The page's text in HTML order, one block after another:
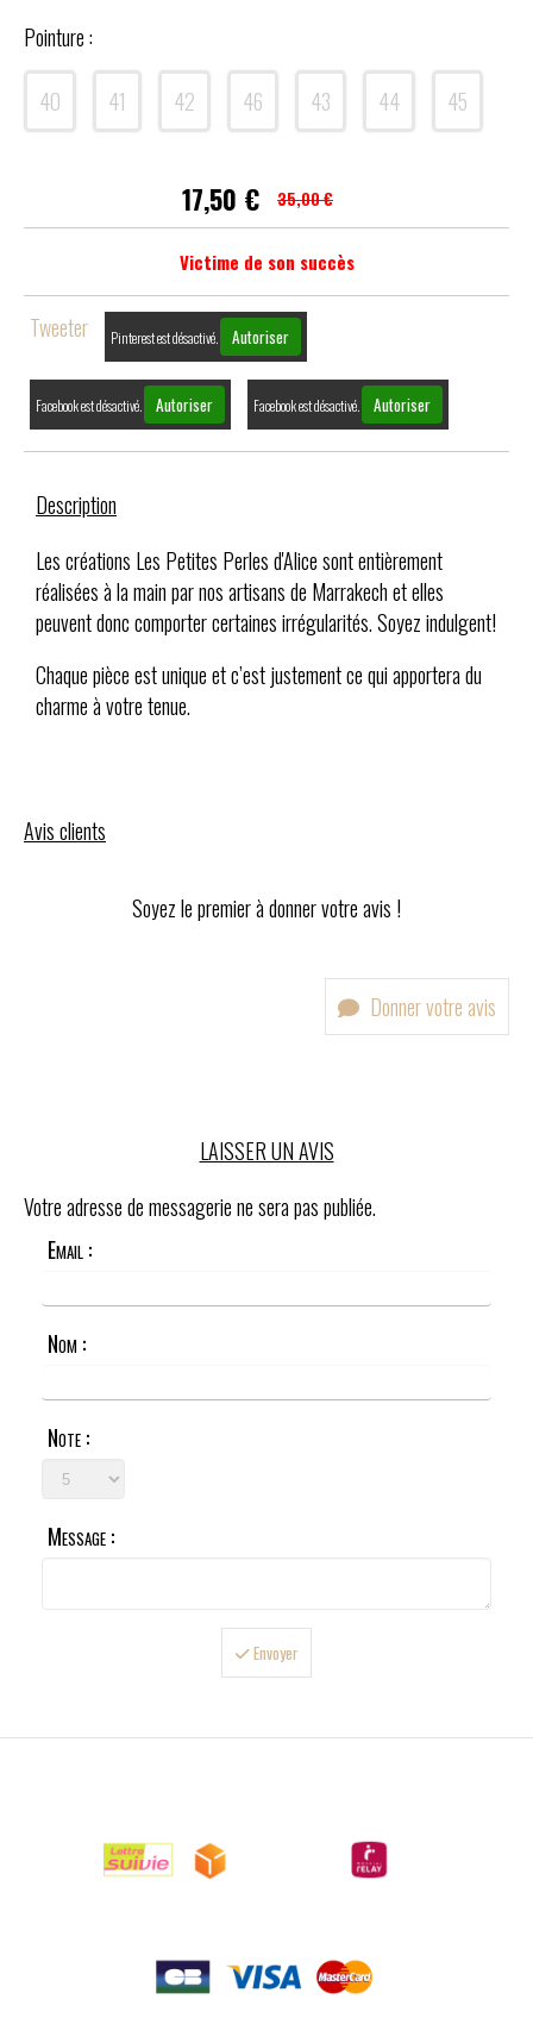
Pointure :
40 41 42 46 43 44 45
17,50 € 35,00 €
Victime de son succès
Tweeter Pinterest est désactivé. Autoriser
Facebook est désactivé. Autoriser Facebook est désactivé. Autoriser
Description
Les créations Les Petites Perles d'Alice sont entièrement
réalisées à la main par nos artisans de Marrakech et elles
peuvent donc comporter certaines irrégularités. Soyez indulgent!
Chaque pièce est unique et c’est justement ce qui apportera du
charme à votre tenue.
Avis clients
Soyez le premier à donner votre avis !
Donner votre avis
LAISSER UN AVIS
Votre adresse de messagerie ne sera pas publiée.
Email :
Nom :
Note :
Message :
Envoyer